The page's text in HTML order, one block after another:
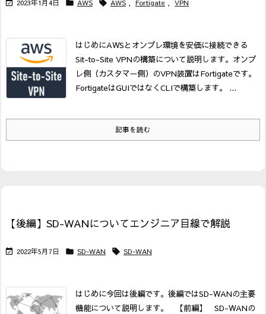
 2023年1月4日  AWS  AWS , Fortigate , VPN
はじめにAWSとオンプレ環境を安価に接続できる
Sit-to-Site VPNの構築について説明します。オンプ
レ側（カスタマー側）のVPN装置はFortigateです。
FortigateはGUIではなくCLIで構築します。
...
記事を読む
【後編】SD-WANについてエンジニア目線で解説
 2022年5月7日  SD-WAN  SD-WAN
はじめに今回は後編です。後編ではSD-WANの主要
機能について説明します。
【前編】 SD-WANの